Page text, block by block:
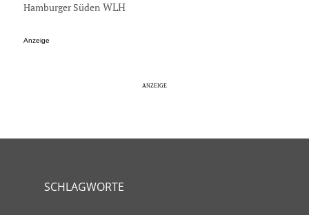
Hamburger Süden WLH
Anzeige
SCHLAGWORTE